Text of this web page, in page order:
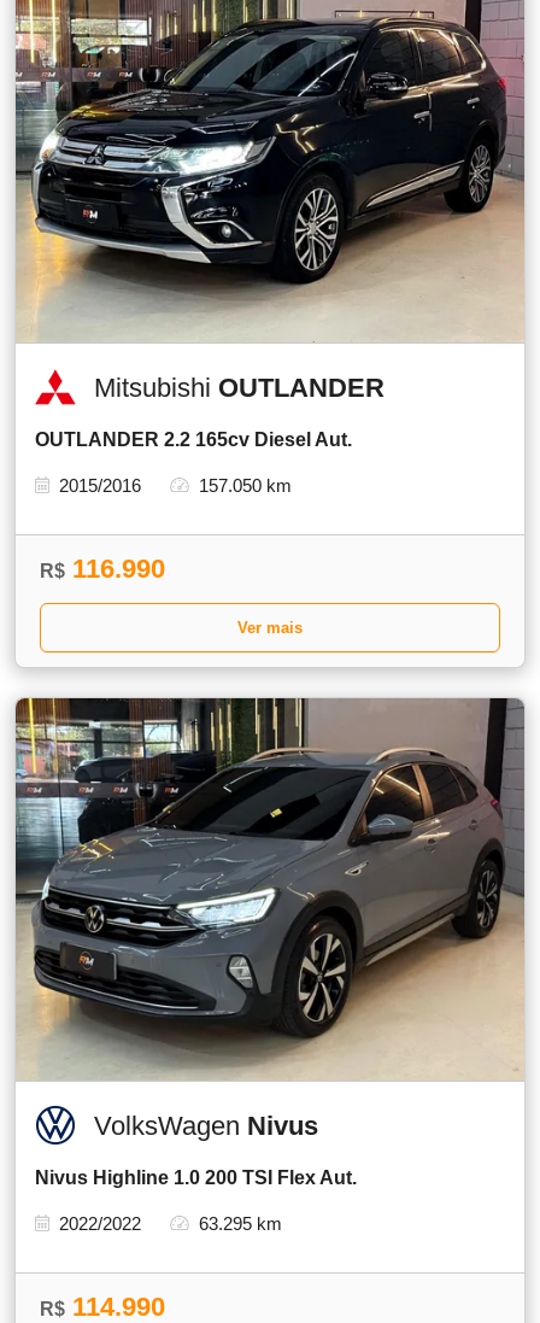
Mitsubishi OUTLANDER
OUTLANDER 2.2 165cv Diesel Aut.
2015/2016 157.050 km
R$ 116.990
Ver mais
VolksWagen Nivus
Nivus Highline 1.0 200 TSI Flex Aut.
2022/2022 63.295 km
R$ 114.990